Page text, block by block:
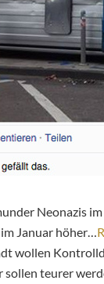
Neonazis im
Januar höher…
wollen
sollen teurer